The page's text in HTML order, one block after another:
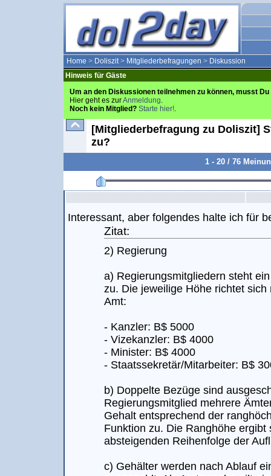
Home > Doliszit> Mitgliederbefragungen > Diskussion
Hinweis für Gäste
Um an den Diskussionen teilnehmen zu können, musst
Hier geht es zurAnmeldung.
Noch kein Mitglied? Starte hier!.
[Mitgliederbefragung zu Doliszit]
zu?
1 - 20 / 76
Interessant, aber folgendes halte ich für
Zitat:
2) Regierung
a) Regierungsmitgliedern steht
zu. Die jeweilige Höhe richtet
Amt:
- Kanzler: B$ 5000
- Vizekanzler: B$ 4000
- Minister: B$ 4000
- Staatssekretär/Mitarbeiter: B$
b) Doppelte Bezüge sind
Regierungsmitglied mehrere
Gehalt entsprechend der
Funktion zu. Die Ranghöhe ergibt
absteigenden Reihenfolge der
c) Gehälter werden nach Ablauf